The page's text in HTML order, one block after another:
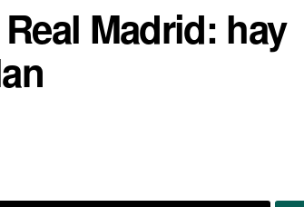
Madrid: hay